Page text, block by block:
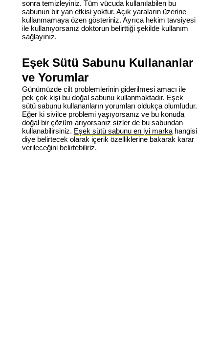
sonra temizleyiniz. Tüm vücuda kullanılabilen bu
sabunun bir yan etkisi yoktur. Açık yaraların üzerine
kullanmamaya özen gösteriniz. Ayrıca hekim tavsiyesi
ile kullanıyorsanız doktorun belirttiği şekilde kullanım
sağlayınız.
Eşek Sütü Sabunu Kullananlar
ve Yorumlar
Günümüzde cilt problemlerinin giderilmesi amacı ile
pek çok kişi bu doğal sabunu kullanmaktadır. Eşek
sütü sabunu kullananların yorumları oldukça olumludur.
Eğer ki sivilce problemi yaşıyorsanız ve bu konuda
doğal bir çözüm arıyorsanız sizler de bu sabundan
kullanabilirsiniz. Eşek sütü sabunu en iyi markahangisi
diye belirtecek olarak içerik özelliklerine bakarak karar
verileceğini belirtebiliriz.